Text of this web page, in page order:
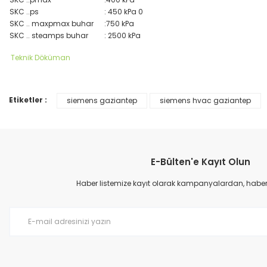
SKC ..ps
: 450 kPa 0
SKC .. maxpmax buhar
:750 kPa
SKC .. steamps buhar
: 2500 kPa
Teknik Döküman
Bu ürünün fiyat bilgisi, resim, ürün açıklamalarında ve diğer
Ürün açıklamasında eksik bilgiler bulunuyor.
Ürün bilgilerinde hatalar bulunuyor.
Etiketler : siemens gaziantep siemens hvac gaziantep
E-Bülten'e Kayıt Olun
Haber listemize kayıt olarak kampanyalardan,